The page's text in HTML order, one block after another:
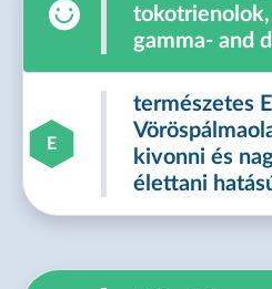
tokotrienolok,
gamma- and
E
természetes
kivonni és
élettani